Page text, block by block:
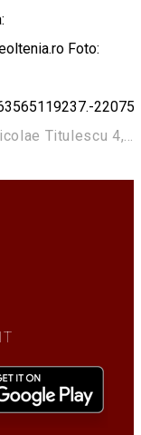
Foto:
Casa Matei Băileșteanu, Bulevardul Nicolae Titulescu 4, Craiova 200136, Romania